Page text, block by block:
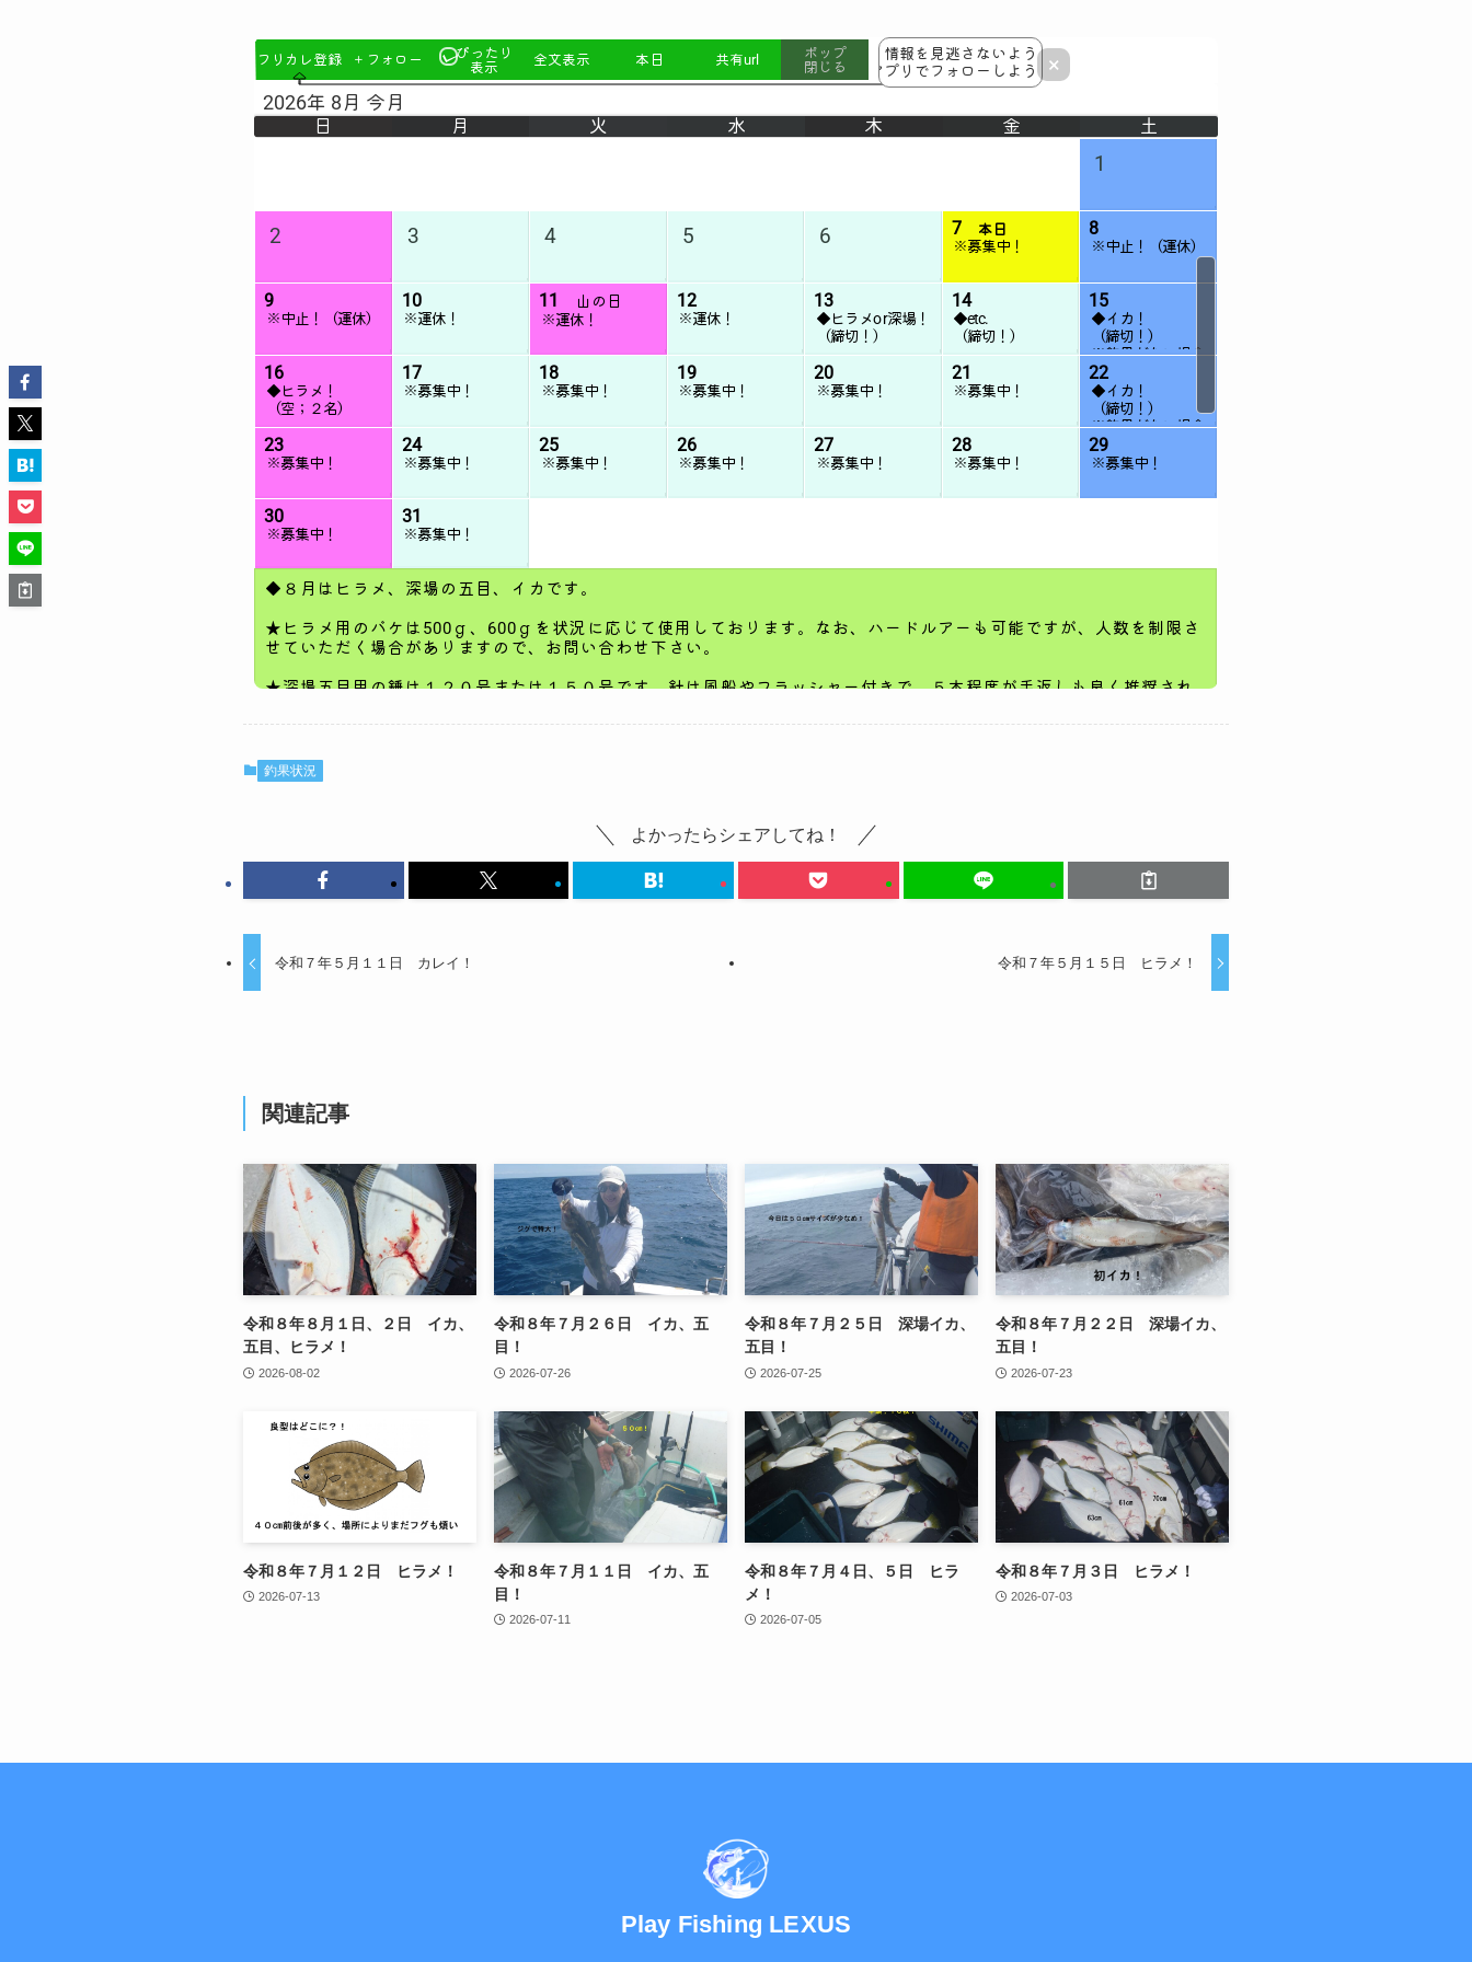
釣果状況
よかったらシェアしてね！
令和７年５月１１日 カレイ！ 令和７年５月１５日 ヒラメ！
関連記事
令和８年８月１日、２日 イカ、
五目、ヒラメ！
2026-08-02
令和８年７月２６日 イカ、五
目！
2026-07-26
令和８年７月２５日 深場イカ、
五目！
2026-07-25
令和８年７月２２日 深場イカ、
五目！
2026-07-23
令和８年７月１２日 ヒラメ！
2026-07-13
令和８年７月１１日 イカ、五
目！
2026-07-11
令和８年７月４日、５日 ヒラ
メ！
2026-07-05
令和８年７月３日 ヒラメ！
2026-07-03
Play Fishing LEXUS